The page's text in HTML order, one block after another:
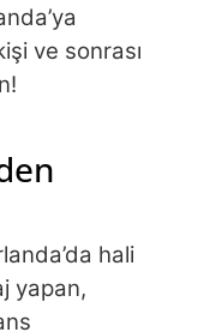
ve sonrası
hali
yapan,